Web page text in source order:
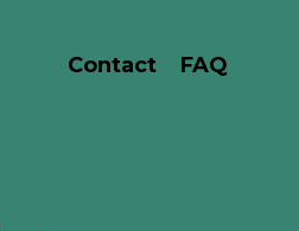
Contact FAQ